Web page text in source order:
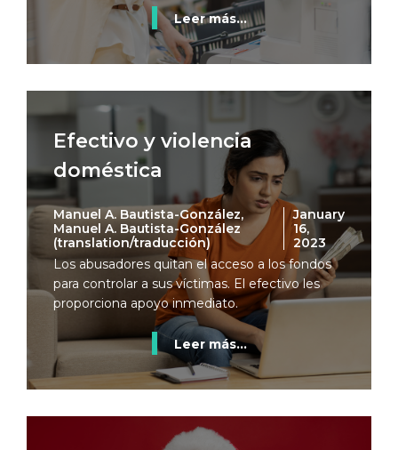
Leer más...
Efectivo y violencia
doméstica
Manuel A. Bautista-González,
Manuel A. Bautista-González
(translation/traducción)
January
16,
2023
Los abusadores quitan el acceso a los fondos
para controlar a sus víctimas. El efectivo les
proporciona apoyo inmediato.
Leer más...